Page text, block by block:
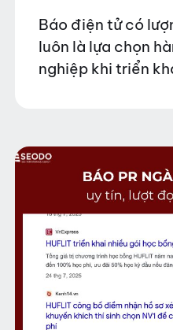
Báo điện tử có
luôn là lựa chọn
nghiệp khi triển